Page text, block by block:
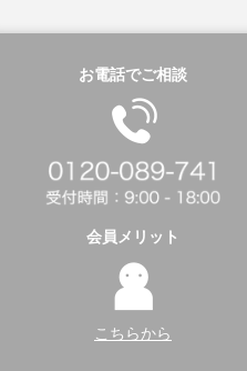
お電話でご相談
会員メリット
こちらから